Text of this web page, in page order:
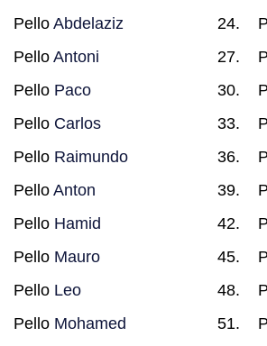
Pello Abdelaziz
Pello Antoni
Pello Paco
Pello Carlos
Pello Raimundo
Pello Anton
Pello Hamid
Pello Mauro
Pello Leo
Pello Mohamed